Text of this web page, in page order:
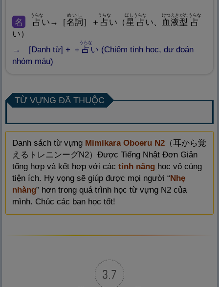
名 占
toán
うらな
い→［名詞
めいし
］＋ 占
うらな
い（ 星 占
toán
ほしうらな
い、 血液型
けつえきがた
占
うらな
い）
[Danh từ] + ＋ 占
うらな
い (Chiêm tinh học, dự đoán
nhóm máu)
TỪ VỰNG ĐÃ THUỘC
Danh sách từ vựng Mimikara Oboeru N2（耳から覚
えるトレニンーグN2）Được Tiếng Nhật Đơn Giản
tổng hợp và kết hợp với các tính nănghọc vô cùng
tiện ích. Hy vọng sẽ giúp được mọi người “Nhẹ
nhàng” hơn trong quá trình học từ vựng N2 của
mình. Chúc các bạn học tốt!
3.7